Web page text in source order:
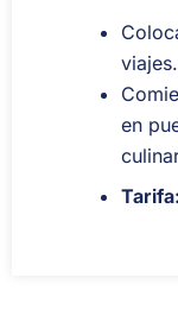
viajes.
en